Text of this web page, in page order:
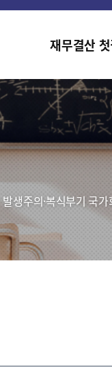
재무결산
발생주의·복식부기 국